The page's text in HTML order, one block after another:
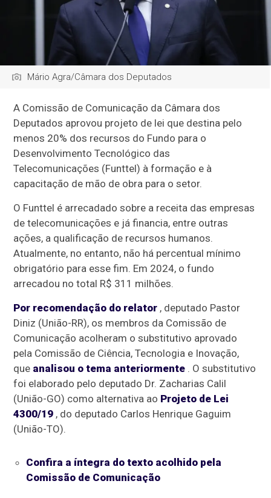
Mário Agra/Câmara dos Deputados
A Comissão de Comunicação da Câmara dos
Deputados aprovou projeto de lei que destina pelo
menos 20% dos recursos do Fundo para o
Desenvolvimento Tecnológico das
Telecomunicações (Funttel) à formação e à
capacitação de mão de obra para o setor.
O Funttel é arrecadado sobre a receita das empresas
de telecomunicações e já financia, entre outras
ações, a qualificação de recursos humanos.
Atualmente, no entanto, não há percentual mínimo
obrigatório para esse fim. Em 2024, o fundo
arrecadou no total R$ 311 milhões.
Por recomendação do relator , deputado Pastor
Diniz (União-RR), os membros da Comissão de
Comunicação acolheram osubstitutivo aprovado
pela Comissão de Ciência, Tecnologia e Inovação,
que analisou o tema anteriormente . O substitutivo
foi elaborado pelo deputado Dr. Zacharias Calil
(União-GO) como alternativa ao Projeto de Lei
4300/19 , do deputado Carlos Henrique Gaguim
(União-TO).
Confira a íntegra do texto acolhido pela
Comissão de Comunicação